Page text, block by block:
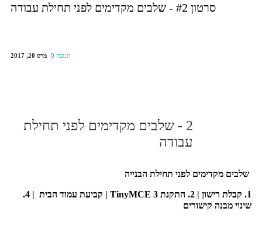
סרטון #2 - שלבים מקדימים לפני תחילת עבודה
מרס 20, 2017 0 תגובה
2 - שלבים מקדימים לפני תחילת
עבודה
שלבים מקדימים לפני תחילת הבנייה
1. קבלת רישון | 2. התקנת TinyMCE 3 | קביעת עמוד הבית | 4.
שינוי מבנה קישורים